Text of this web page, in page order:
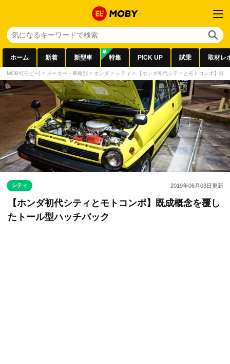
ホーム 新着 新型車 特集 PICK UP 試乗 取材レ
MOBY[モビー] > メーカー・車種別 > ホンダ > シティ > 【ホンダ初代シティとモトコンポ】既
シティ 2019年06月03日更新
【ホンダ初代シティとモトコンポ】既成概念を覆し
たトール型ハッチバック